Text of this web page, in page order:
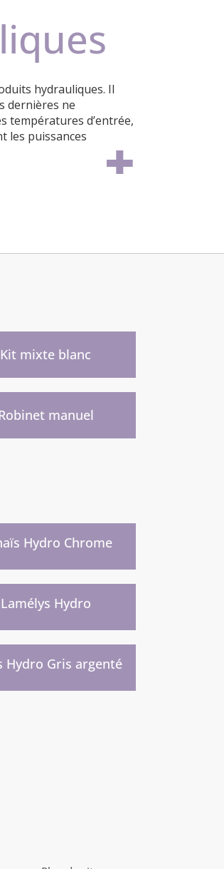
hydrauliques. Il
dernières ne
températures d’entrée,
les puissances
Kit mixte blanc
manuel
Hydro Chrome
Lamélys Hydro
Hydro Gris argenté